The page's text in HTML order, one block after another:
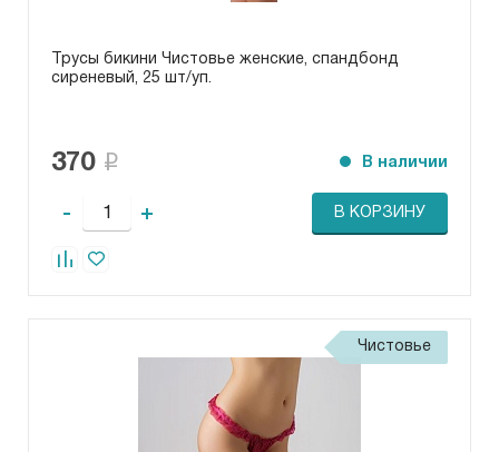
Трусы бикини Чистовье женские, спандбонд
сиреневый, 25 шт/уп.
370 В наличии
- + В КОРЗИНУ
Чистовье